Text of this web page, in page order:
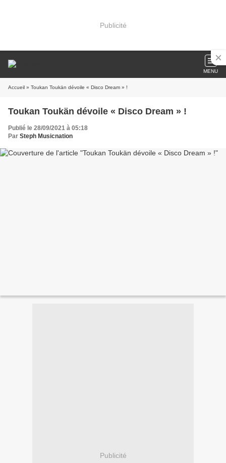
Publicité
MENU
Accueil » Toukan Toukän dévoile « Disco Dream » !
Toukan Toukän dévoile « Disco Dream » !
Publié le 28/09/2021 à 05:18
Par Steph Musicnation
Publicité